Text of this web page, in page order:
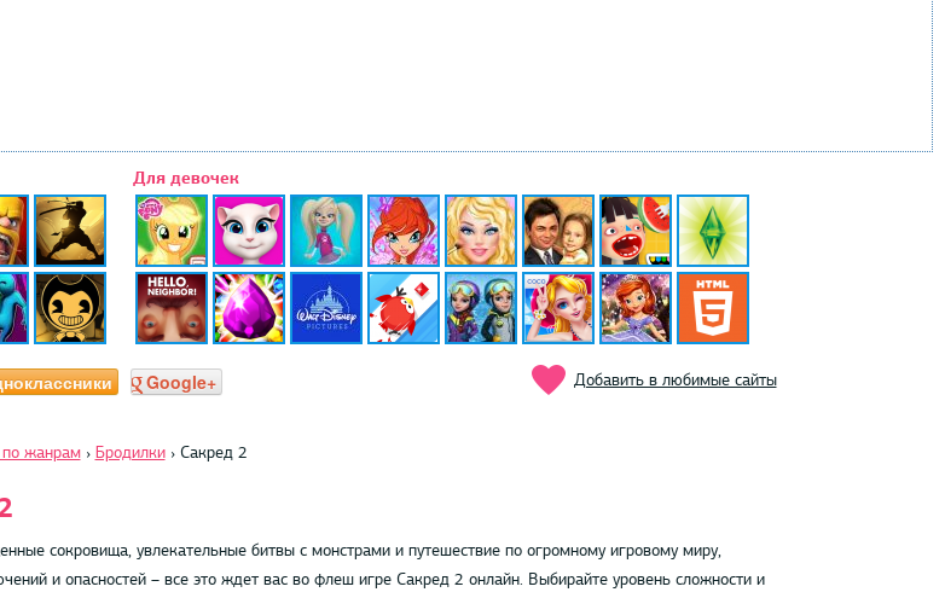
Для девочек
Google+ Добавить в любимые сайты
жанрам › Бродилки › Сакред 2
сокровища, увлекательные битвы с монстрами и путешествие по огромному игровому миру,
и опасностей – все это ждет вас во флеш игре Сакред 2 онлайн. Выбирайте уровень сложности и